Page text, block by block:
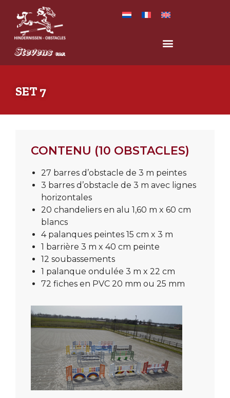
SET 7
CONTENU (10 OBSTACLES)
27 barres d’obstacle de 3 m peintes
3 barres d’obstacle de 3 m avec lignes
horizontales
20 chandeliers en alu 1,60 m x 60 cm
blancs
4 palanques peintes 15 cm x 3 m
1 barrière 3 m x 40 cm peinte
12 soubassements
1 palanque ondulée 3 m x 22 cm
72 fiches en PVC 20 mm ou 25 mm